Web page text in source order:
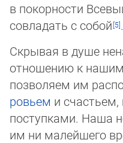
в покорности
совладать с собой
.
Скрывая в душе
отношению к
позволяем им
ровьем и
поступками. Наша
им ни малейшего